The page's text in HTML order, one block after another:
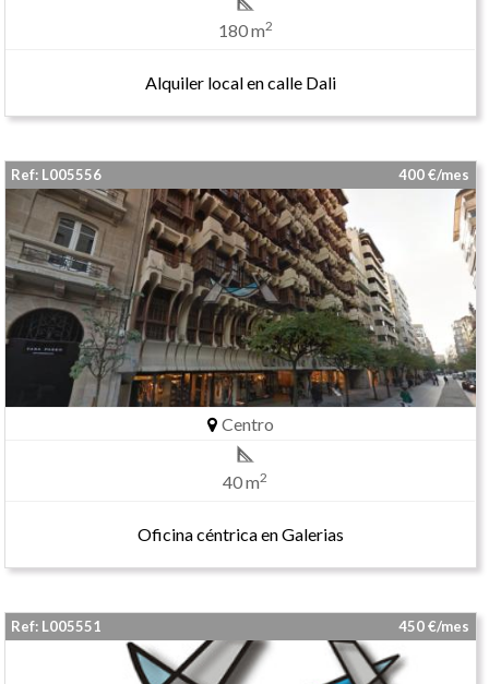
180 m2
Alquiler local en calle Dali
Ref: L005556 400 €/mes
Centro
40 m2
Oficina céntrica en Galerias
Ref: L005551 450 €/mes